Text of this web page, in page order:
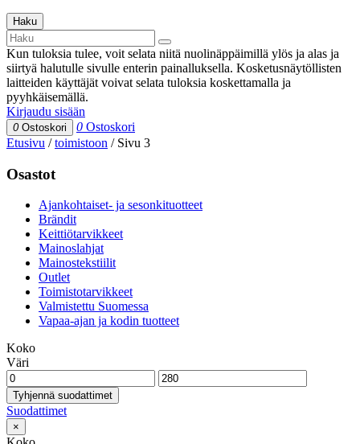
Haku
Kun tuloksia tulee, voit selata niitä nuolinäppäimillä ylös ja alas ja
siirtyä halutulle sivulle enterin painalluksella. Kosketusnäytöllisten
laitteiden käyttäjät voivat selata tuloksia koskettamalla ja
pyyhkäisemällä.
Kirjaudu sisään
0 Ostoskori 0 Ostoskori
Etusivu /toimistoon / Sivu 3
Osastot
Ajankohtaiset- ja sesonkituotteet
Brändit
Keittiötarvikkeet
Mainoslahjat
Mainostekstiilit
Outlet
Toimistotarvikkeet
Valmistettu Suomessa
Vapaa-ajan ja kodin tuotteet
Koko
Väri
Tyhjennä suodattimet
Suodattimet
×